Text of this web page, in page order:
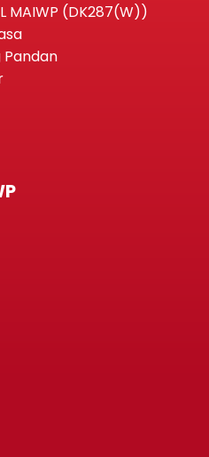
MAIWP (DK287(W))